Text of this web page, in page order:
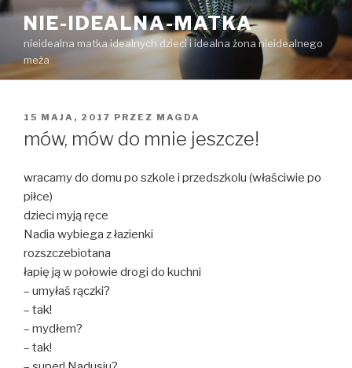
Przejdź
treści
NIE-IDEALNA-MATKA
nieidealna matka idealnych dzieci i idealna żona nieidealnego
meża
OPUBLIKOWANE
15 MAJA, 2017 PRZEZ MAGDA
mów, mów do mnie jeszcze!
wracamy do domu po szkole i przedszkolu (właściwie po
piłce)
dzieci myją ręce
Nadia wybiega z łazienki
rozszczebiotana
łapię ją w połowie drogi do kuchni
– umyłaś rączki?
– tak!
– mydłem?
– tak!